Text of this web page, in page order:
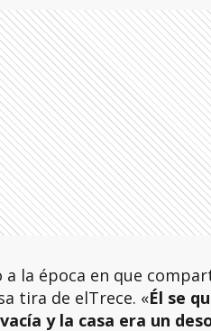
la época en que
tira de elTrece. «Él se
y la casa era un